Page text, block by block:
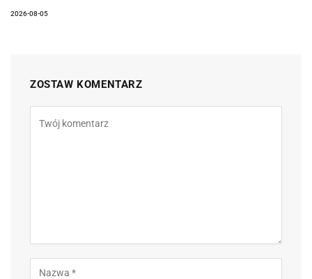
2026-08-05
ZOSTAW KOMENTARZ